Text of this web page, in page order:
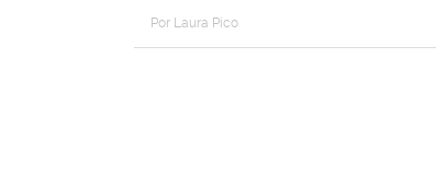
Por Laura Pico